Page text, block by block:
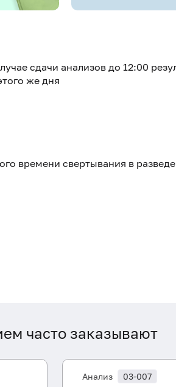
сдачи анализов до 12:00
же дня
времени свертывания в
часто заказывают
Анализ 03-007